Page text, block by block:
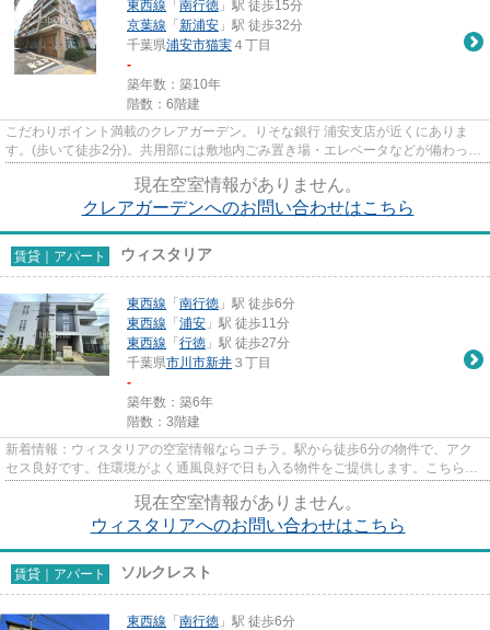
東西線 「 南行徳 」駅 徒歩15分
京葉線 「 新浦安 」駅 徒歩32分
千葉県浦安市猫実 ４丁目
-
築年数：築10年
階数：6階建
こだわりポイント満載のクレアガーデン。りそな銀行 浦安支店が近くにありま
す。(歩いて徒歩2分)。共用部には敷地内ごみ置き場・エレベータなどが備わって
現在空室情報がありません。
クレアガーデンへのお問い合わせはこちら
賃貸｜アパート ウィスタリア
東西線 「 南行徳 」駅 徒歩6分
東西線 「 浦安 」駅 徒歩11分
東西線 「 行徳 」駅 徒歩27分
千葉県市川市新井 ３丁目
-
築年数：築6年
階数：3階建
新着情報：ウィスタリアの空室情報ならコチラ。駅から徒歩6分の物件で、アク
セス良好です。住環境がよく通風良好で日も入る物件をご提供します。こちらの
現在空室情報がありません。
ウィスタリアへのお問い合わせはこちら
賃貸｜アパート ソルクレスト
東西線 「 南行徳 」駅 徒歩6分